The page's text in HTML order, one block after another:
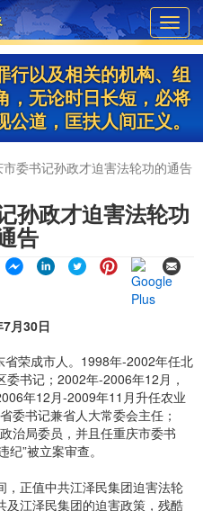
行以及相关的机构、组
，无论时日长短，必将
道，匡扶人间正义。
委书记孙政才迫害法轮功的通告
孙政才迫害法轮功
告
月30日
荣成市人。1998年-2002年任北
书记；2002年-2006年12月，
年12月-2009年11月升任农业
委书记兼省人大常委会主任；
治局委员，并且任重庆市委书
”被立案审查。
，正值中共江泽民集团迫害法轮
及江泽民集团的迫害政策，残酷